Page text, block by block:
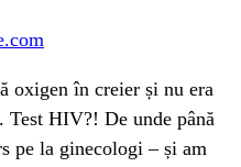
oxigen în creier și nu era
Test HIV?! De unde până
pe la ginecologi – și am